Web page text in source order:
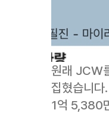
원래 JCW
집혔습니
1억 5,380